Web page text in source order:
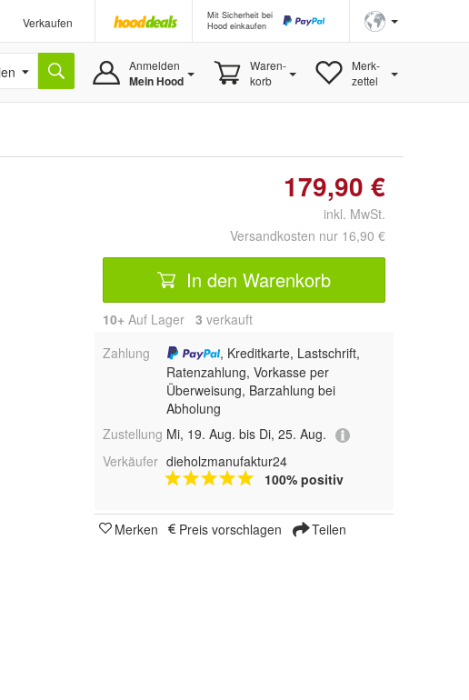
Verkaufen
Mit Sicherheit bei
Hood einkaufen
Anmelden
Mein Hood
Waren-
korb
Merk-
zettel
179,90 €
inkl. MwSt.
Versandkosten nur 16,90 €
In den Warenkorb
10+ Auf Lager 3 verkauft
Zahlung
, Kreditkarte, Lastschrift,
Ratenzahlung, Vorkasse per
Überweisung, Barzahlung bei
Abholung
Zustellung Mi, 19. Aug. bis Di, 25. Aug.
Verkäufer dieholzmanufaktur24
100% positiv
Merken Preis vorschlagen Teilen